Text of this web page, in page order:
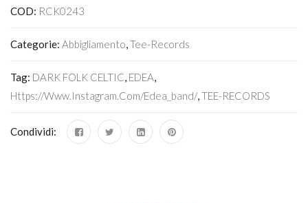
COD: RCK0243
Categorie: Abbigliamento,Tee-Records
Tag: DARK FOLK CELTIC, EDEA,
Https://www.instagram.com/edea_band/,TEE-RECORDS
Condividi: